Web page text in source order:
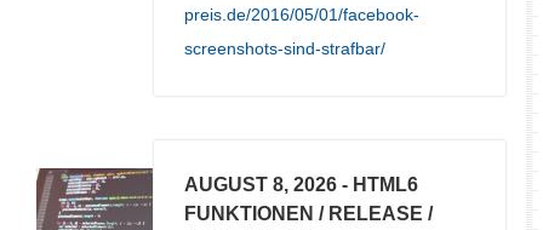
preis.de/2016/05/01/facebook-
screenshots-sind-strafbar/
AUGUST 8, 2026 - HTML6
FUNKTIONEN / RELEASE /